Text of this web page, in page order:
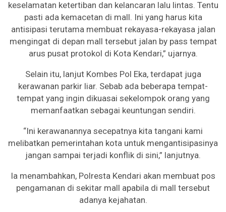
keselamatan ketertiban dan kelancaran lalu lintas. Tentu
pasti ada kemacetan di mall. Ini yang harus kita
antisipasi terutama membuat rekayasa-rekayasa jalan
mengingat di depan mall tersebut jalan by pass tempat
arus pusat protokol di Kota Kendari,” ujarnya.
Selain itu, lanjut Kombes Pol Eka, terdapat juga
kerawanan parkir liar. Sebab ada beberapa tempat-
tempat yang ingin dikuasai sekelompok orang yang
memanfaatkan sebagai keuntungan sendiri.
“Ini kerawanannya secepatnya kita tangani kami
melibatkan pemerintahan kota untuk mengantisipasinya
jangan sampai terjadi konflik di sini,” lanjutnya.
Ia menambahkan, Polresta Kendari akan membuat pos
pengamanan di sekitar mall apabila di mall tersebut
adanya kejahatan.